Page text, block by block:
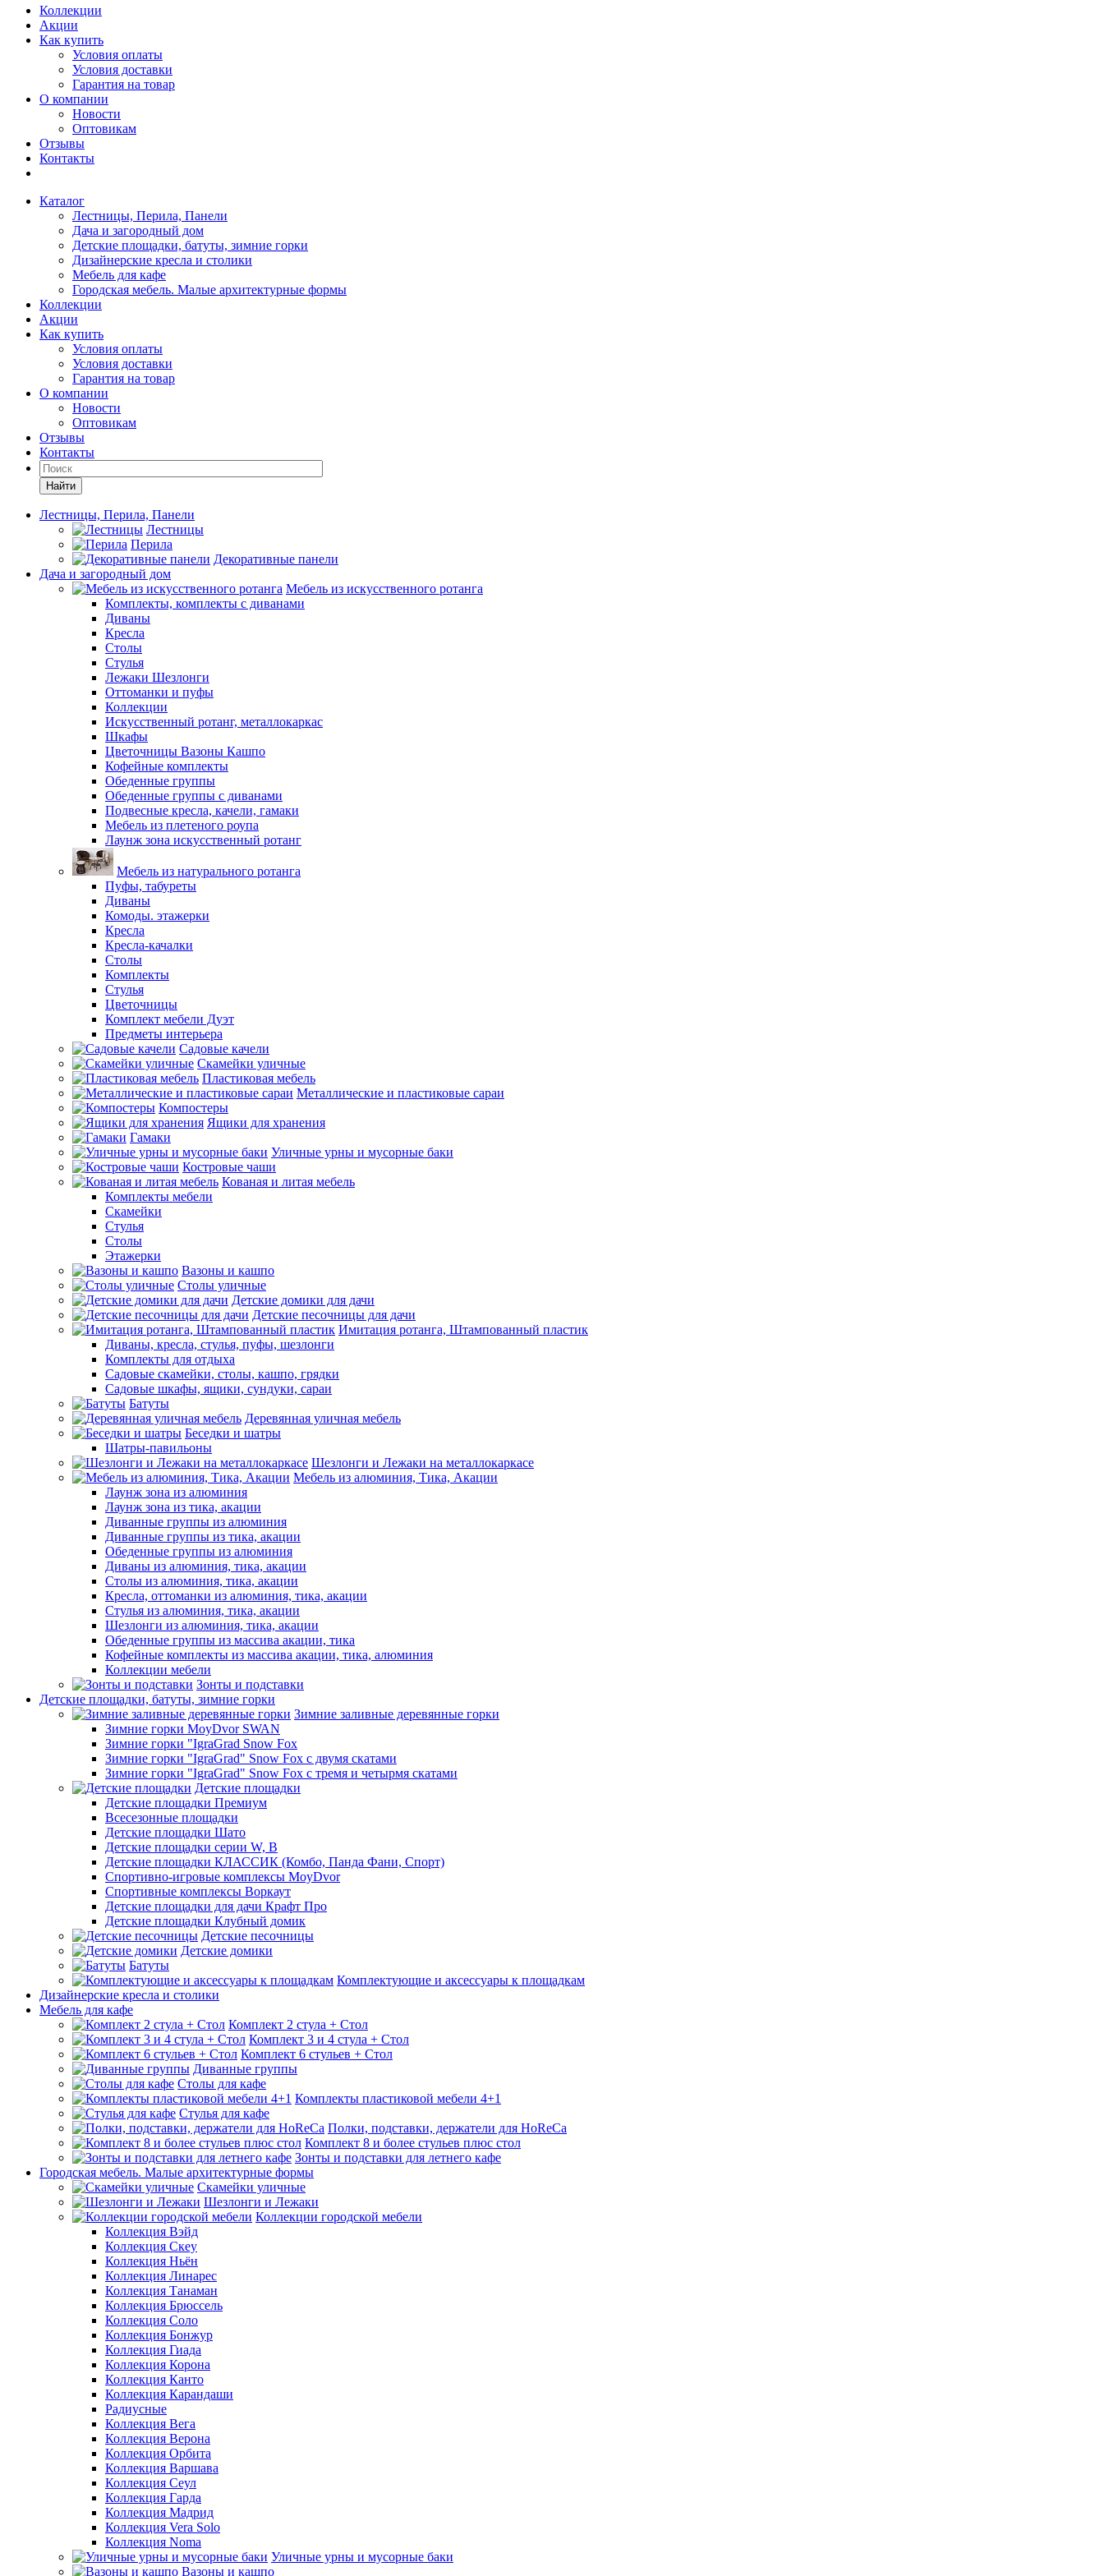
Коллекции
Акции
Как купить
Условия оплаты
Условия доставки
Гарантия на товар
О компании
Новости
Оптовикам
Отзывы
Контакты
Каталог
Лестницы, Перила, Панели
Дача и загородный дом
Детские площадки, батуты, зимние горки
Дизайнерские кресла и столики
Мебель для кафе
Городская мебель. Малые архитектурные формы
Коллекции
Акции
Как купить
Условия оплаты
Условия доставки
Гарантия на товар
О компании
Новости
Оптовикам
Отзывы
Контакты
Найти
Лестницы, Перила, Панели
Лестницы
Перила
Декоративные панели
Дача и загородный дом
Мебель из искусственного ротанга
Комплекты, комплекты с диванами
Диваны
Кресла
Столы
Стулья
Лежаки Шезлонги
Оттоманки и пуфы
Коллекции
Искусственный ротанг, металлокаркас
Шкафы
Цветочницы Вазоны Кашпо
Кофейные комплекты
Обеденные группы
Обеденные группы с диванами
Подвесные кресла, качели, гамаки
Мебель из плетеного роупа
Лаунж зона искусственный ротанг
Мебель из натурального ротанга
Пуфы, табуреты
Диваны
Комоды. этажерки
Кресла
Кресла-качалки
Столы
Комплекты
Стулья
Цветочницы
Комплект мебели Дуэт
Предметы интерьера
Садовые качели
Скамейки уличные
Пластиковая мебель
Металлические и пластиковые сараи
Компостеры
Ящики для хранения
Гамаки
Уличные урны и мусорные баки
Костровые чаши
Кованая и литая мебель
Комплекты мебели
Скамейки
Стулья
Столы
Этажерки
Вазоны и кашпо
Столы уличные
Детские домики для дачи
Детские песочницы для дачи
Имитация ротанга, Штампованный пластик
Диваны, кресла, стулья, пуфы, шезлонги
Комплекты для отдыха
Садовые скамейки, столы, кашпо, грядки
Садовые шкафы, ящики, сундуки, сараи
Батуты
Деревянная уличная мебель
Беседки и шатры
Шатры-павильоны
Шезлонги и Лежаки на металлокаркасе
Мебель из алюминия, Тика, Акации
Лаунж зона из алюминия
Лаунж зона из тика, акации
Диванные группы из алюминия
Диванные группы из тика, акации
Обеденные группы из алюминия
Диваны из алюминия, тика, акации
Столы из алюминия, тика, акации
Кресла, оттоманки из алюминия, тика, акации
Стулья из алюминия, тика, акации
Шезлонги из алюминия, тика, акации
Обеденные группы из массива акации, тика
Кофейные комплекты из массива акации, тика, алюминия
Коллекции мебели
Зонты и подставки
Детские площадки, батуты, зимние горки
Зимние заливные деревянные горки
Зимние горки MoyDvor SWAN
Зимние горки "IgraGrad Snow Fox
Зимние горки "IgraGrad" Snow Fox с двумя скатами
Зимние горки "IgraGrad" Snow Fox с тремя и четырмя скатами
Детские площадки
Детские площадки Премиум
Всесезонные площадки
Детские площадки Шато
Детские площадки серии W, В
Детские площадки КЛАССИК (Комбо, Панда Фани, Спорт)
Спортивно-игровые комплексы MoyDvor
Спортивные комплексы Воркаут
Детские площадки для дачи Крафт Про
Детские площадки Клубный домик
Детские песочницы
Детские домики
Батуты
Комплектующие и аксессуары к площадкам
Дизайнерские кресла и столики
Мебель для кафе
Комплект 2 стула + Стол
Комплект 3 и 4 стула + Стол
Комплект 6 стульев + Стол
Диванные группы
Столы для кафе
Комплекты пластиковой мебели 4+1
Стулья для кафе
Полки, подставки, держатели для HoReCa
Комплект 8 и более стульев плюс стол
Зонты и подставки для летнего кафе
Городская мебель. Малые архитектурные формы
Скамейки уличные
Шезлонги и Лежаки
Коллекции городской мебели
Коллекция Вэйд
Коллекция Скеу
Коллекция Ньён
Коллекция Линарес
Коллекция Танаман
Коллекция Брюссель
Коллекция Соло
Коллекция Бонжур
Коллекция Гиада
Коллекция Корона
Коллекция Канто
Коллекция Карандаши
Радиусные
Коллекция Вега
Коллекция Верона
Коллекция Орбита
Коллекция Варшава
Коллекция Сеул
Коллекция Гарда
Коллекция Мадрид
Коллекция Vera Solo
Коллекция Noma
Уличные урны и мусорные баки
Вазоны и кашпо